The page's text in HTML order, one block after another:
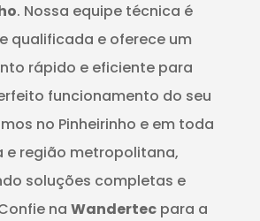
. Nossa equipe técnica é
qualificada e oferece um
rápido e eficiente para
funcionamento do seu
no Pinheirinho e em toda
e região metropolitana,
soluções completas e
na Wandertecpara a